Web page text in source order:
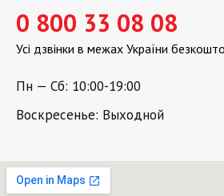
0 800 33 08 08
Усі дзвінки в межах України
Пн — Сб: 10:00-19:00
Воскресенье: Выходной